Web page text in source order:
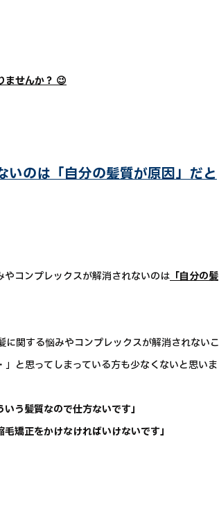
ませんか？ 😉
いのは「自分の髪質が原因」だと
コンプレックスが解消されないのは 「自分の髪
関する悩みやコンプレックスが解消されないこ
と思ってしまっている方も少なくないと思いま
う髪質なので仕方ないです」
矯正をかけなければいけないです」